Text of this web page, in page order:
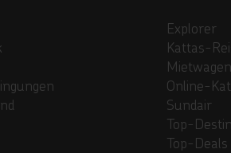
Explorer
Kattas-
Online-
Sundair
Top-
Top-Deals